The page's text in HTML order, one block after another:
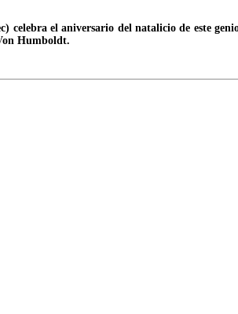
el aniversario del natalicio de este
Humboldt.